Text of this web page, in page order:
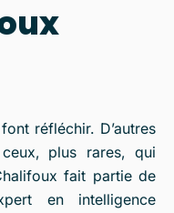
réfléchir. D’autres
plus rares, qui
fait partie de
en intelligence